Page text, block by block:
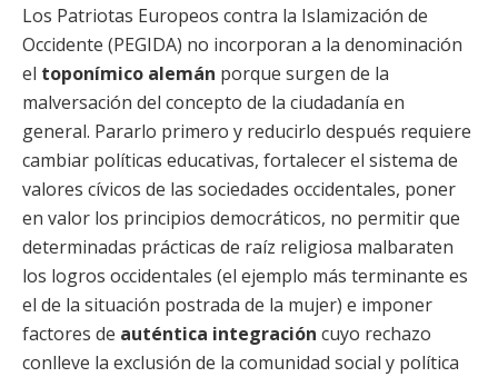
Los Patriotas Europeos contra la Islamización de
Occidente (PEGIDA) no incorporan a la denominación
el toponímico alemán porque surgen de la
malversación del concepto de la ciudadanía en
general. Pararlo primero y reducirlo después requiere
cambiar políticas educativas, fortalecer el sistema de
valores cívicos de las sociedades occidentales, poner
en valor los principios democráticos, no permitir que
determinadas prácticas de raíz religiosa malbaraten
los logros occidentales (el ejemplo más terminante es
el de la situación postrada de la mujer) e imponer
factores de auténtica integración cuyo rechazo
conlleve la exclusión de la comunidad social y política